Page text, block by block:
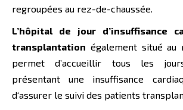
regroupées au rez-de-chaussée.
L’hôpital de jour d’insuffisance
transplantation également situé au
permet d’accueillir tous les
présentant une insuffisance
d‘assurer le suivi des patients